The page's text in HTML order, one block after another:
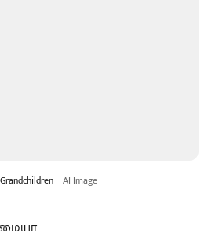
AI Image